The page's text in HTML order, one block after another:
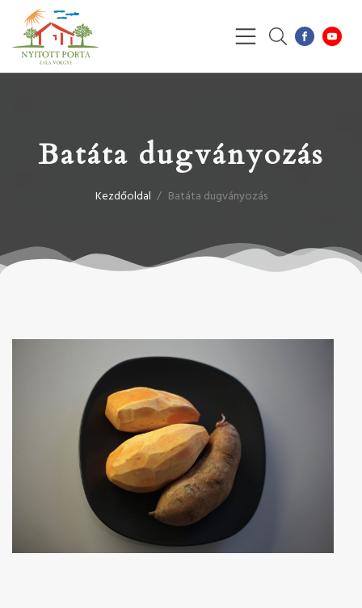
Batáta dugványozás
Kezdőoldal / Batáta dugványozás